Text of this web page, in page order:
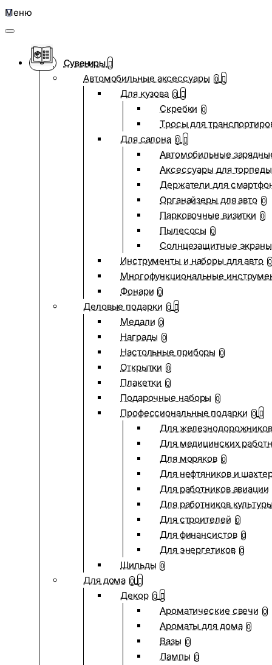
Меню
Сувениры
Автомобильные аксессуары 0
Для кузова 0
Скребки 0
Тросы для
Для салона 0
Автомобильные
Аксессуары для
Держатели для
Органайзеры для авто 0
Парковочные визитки 0
Пылесосы 0
Солнцезащитные экраны
Инструменты и наборы для авто 0
Многофункциональные
Фонари 0
Деловые подарки 0
Медали 0
Награды 0
Настольные приборы 0
Открытки 0
Плакетки 0
Подарочные наборы 0
Профессиональные подарки 0
Для железнодорожников
Для медицинских
Для моряков 0
Для нефтяников и
Для работников авиации
Для работников
Для строителей 0
Для финансистов 0
Для энергетиков 0
Шильды 0
Для дома 0
Декор 0
Ароматические свечи 0
Ароматы для дома 0
Вазы 0
Лампы 0